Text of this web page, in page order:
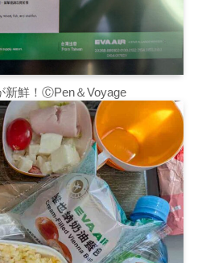
新鮮！ⒸPen＆Voyage